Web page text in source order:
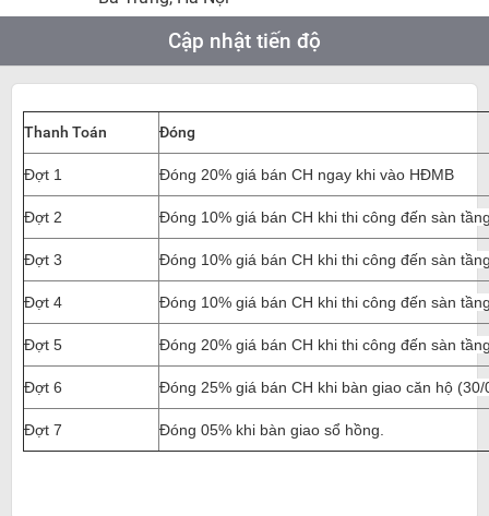
Cập nhật tiến độ
Thanh Toán Đóng
Đợt 1 Đóng 20% giá bán CH ngay khi vào HĐMB
Đợt 2 Đóng 10% giá bán CH khi thi công đến sàn
Đợt 3 Đóng 10% giá bán CH khi thi công đến sàn
Đợt 4 Đóng 10% giá bán CH khi thi công đến sàn
Đợt 5 Đóng 20% giá bán CH khi thi công đến sàn
Đợt 6 Đóng 25% giá bán CH khi bàn giao căn hộ (30/
Đợt 7 Đóng 05% khi bàn giao sổ hồng.